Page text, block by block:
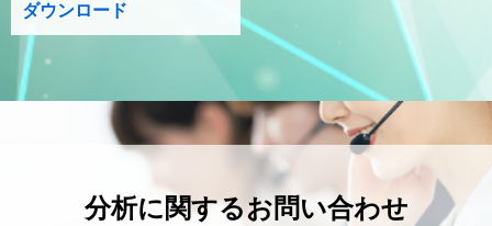
ダウンロード
分析に関するお問い合わせ